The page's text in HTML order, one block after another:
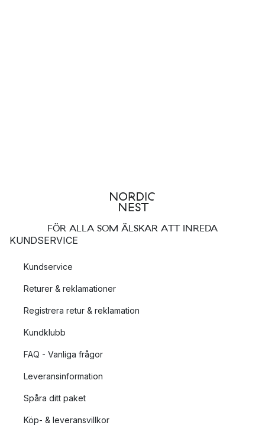
FÖR ALLA SOM ÄLSKAR ATT INREDA
KUNDSERVICE
Kundservice
Returer & reklamationer
Registrera retur & reklamation
Kundklubb
FAQ - Vanliga frågor
Leveransinformation
Spåra ditt paket
Köp- & leveransvillkor